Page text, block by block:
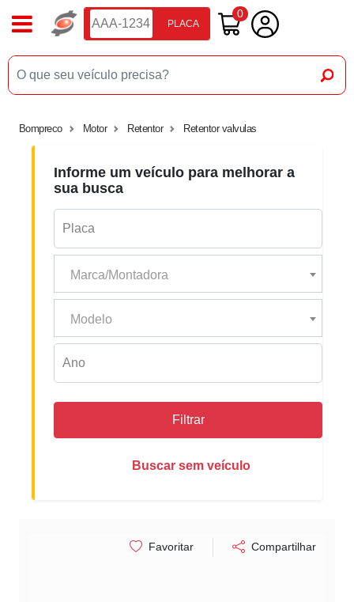
PLACA
0
Bompreco Motor Retentor Retentor valvulas
Informe um veículo para melhorar a
sua busca
Marca/Montadora
Modelo
Filtrar
Buscar sem veículo
Favoritar Compartilhar